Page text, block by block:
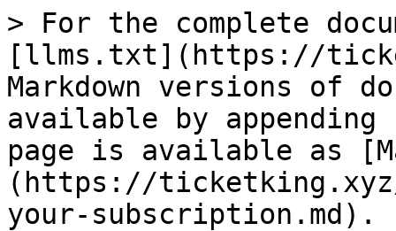
> For the complete
[llms.txt](https://
Markdown versions of
available by
page is available as
(https://ticketking.xyz/
your-subscription.md).